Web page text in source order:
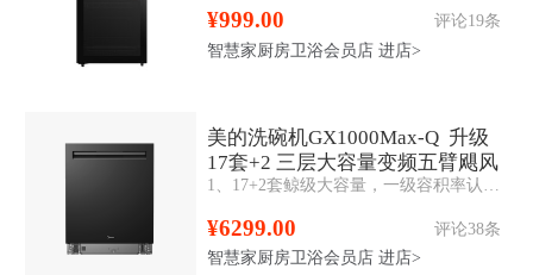
¥999.00
评论19条
智慧家厨房卫浴会员店 进店>
美的洗碗机GX1000Max-Q 升级
17套+2 三层大容量变频五臂飓风
洗 105℃热风烘干
¥6299.00
评论38条
智慧家厨房卫浴会员店 进店>